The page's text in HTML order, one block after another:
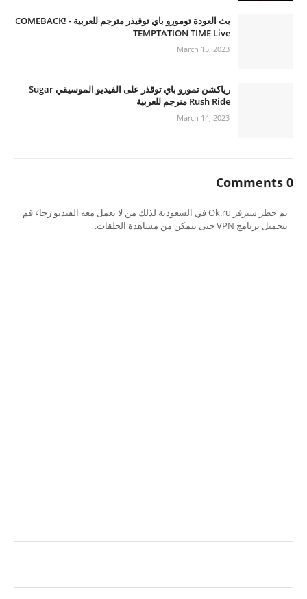
بث العودة تومورو باي توقيذر مترجم للعربية - COMEBACK!
TEMPTATION TIME Live
March 15, 2023
رياكشن تمورو باي توقذر على الفيديو الموسيقي Sugar
Rush Ride مترجم للعربية
March 14, 2023
0 Comments
تم حظر سيرفر Ok.ru في السعودية لذلك من لا يعمل معه الفيديو رجاء قم
بتحميل برنامج VPN حتى تتمكن من مشاهدة الحلقات.